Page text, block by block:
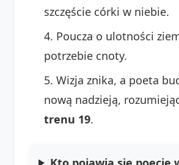
szczęście córki w niebie.
Poucza o ulotności
potrzebie cnoty.
Wizja znika, a poeta
nową nadzieją,
trenu 19.